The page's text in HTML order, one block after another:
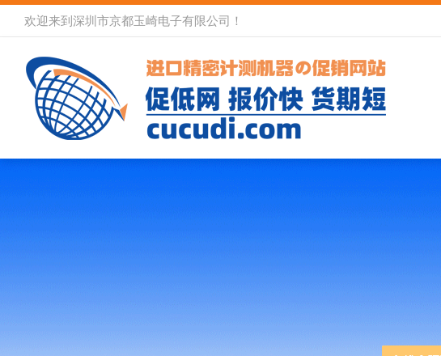
欢迎来到深圳市京都玉崎电子有限公司！